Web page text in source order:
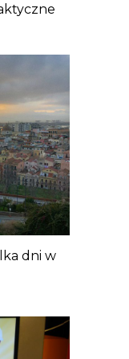
dni w